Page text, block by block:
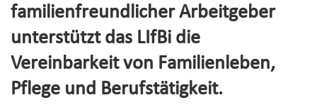
familienfreundlicher Arbeitgeber
unterstützt das LIfBi die
Vereinbarkeit von Familienleben,
Pflege und Berufstätigkeit.